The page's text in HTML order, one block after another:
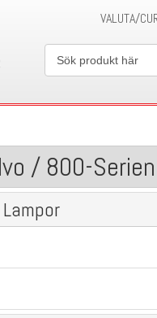
VALUTA/
/ 800-
Lampor